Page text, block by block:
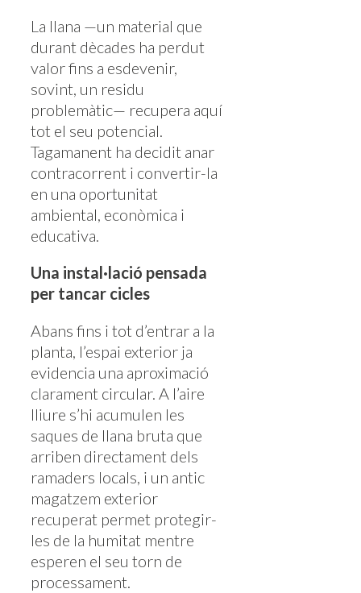
La llana —un material que
durant dècades ha perdut
valor fins a esdevenir,
sovint, un residu
problemàtic— recupera aquí
tot el seu potencial.
Tagamanent ha decidit anar
contracorrent i convertir-la
en una oportunitat
ambiental, econòmica i
educativa.
Una instal·lació pensada
per tancar cicles
Abans fins i tot d’entrar a la
planta, l’espai exterior ja
evidencia una aproximació
clarament circular. A l’aire
lliure s’hi acumulen les
saques de llana bruta que
arriben directament dels
ramaders locals, i un antic
magatzem exterior
recuperat permet protegir-
les de la humitat mentre
esperen el seu torn de
processament.